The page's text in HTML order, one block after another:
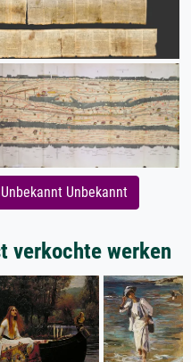
Unbekannt
verkochte werken